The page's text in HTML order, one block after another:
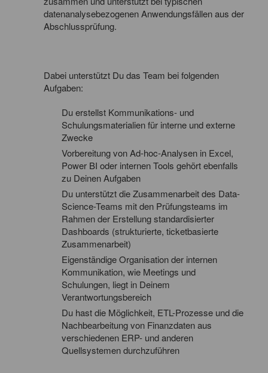
datenanalysebezogenen Anwendungsfällen aus der
Abschlussprüfung.
Dabei unterstützt Du das Team bei folgenden
Aufgaben:
Du erstellst Kommunikations- und
Schulungsmaterialien für interne und externe
Zwecke
Vorbereitung von Ad-hoc-Analysen in Excel,
Power BI oder internen Tools gehört ebenfalls
zu Deinen Aufgaben
Du unterstützt die Zusammenarbeit des Data-
Science-Teams mit den Prüfungsteams im
Rahmen der Erstellung standardisierter
Dashboards (strukturierte, ticketbasierte
Zusammenarbeit)
Eigenständige Organisation der internen
Kommunikation, wie Meetings und
Schulungen, liegt in Deinem
Verantwortungsbereich
Du hast die Möglichkeit, ETL-Prozesse und die
Nachbearbeitung von Finanzdaten aus
verschiedenen ERP- und anderen
Quellsystemen durchzuführen